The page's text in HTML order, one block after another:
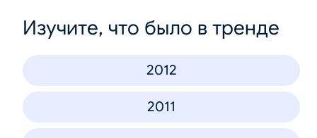
Изучите, что было в тренде
2012
2011